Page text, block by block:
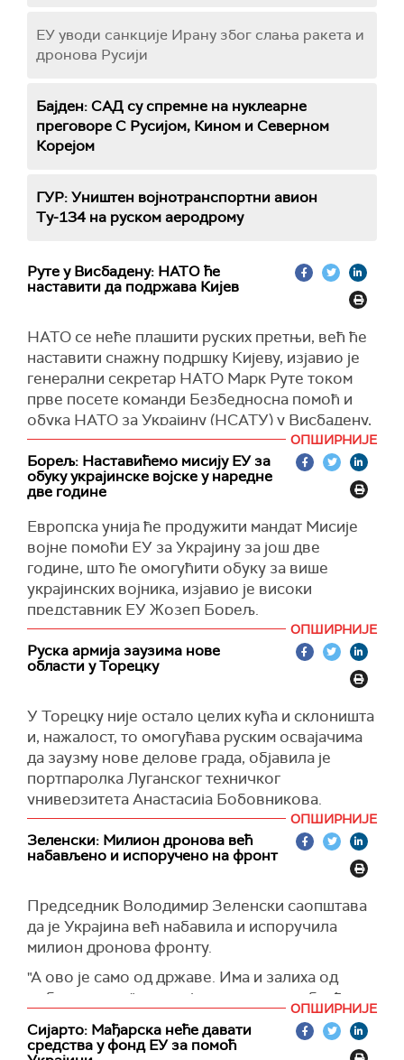
ЕУ уводи санкције Ирану због слања ракета и
дронова Русији
Бајден: САД су спремне на нуклеарне
преговоре С Русијом, Кином и Северном
Корејом
ГУР: Уништен војнотранспортни авион
Ту-134 на руском аеродрому
Руте у Висбадену: НАТО ће
наставити да подржава Кијев
НАТО се неће плашити руских претњи, већ ће
наставити снажну подршку Кијеву, изјавио је
генерални секретар НАТО Марк Руте током
прве посете команди Безбедносна помоћ и
обука НАТО за Украјину (НСАТУ) у Висбадену,
која би требало да преузме координацију
војне помоћи од САД.
"Порука (председнику Русије Владимиру
потребно да будемо сигурни да он не постигне
свој циљ, да ће Украјина победити", рекао је
Руте у заједничком интервјууРојтерсуи
немачком радију.
Руте је говорио у касарни Клеј, америчкој бази
у којој се налази седиште нове НСАТУ која ће
постепено преузети координацију западне
(Танјуг, Ројтерс)
ОПШИРНИЈЕ
Борељ: Наставићемо мисију ЕУ за
обуку украјинске војске у наредне
две године
Европска унија ће продужити мандат Мисије
војне помоћи ЕУ за Украјину за још две
године, што ће омогућити обуку за више
украјинских војника, изјавио је високи
представник ЕУ Жозеп Борељ.
"Пружање најбољих могућности за Оружане
снаге Украјине је веома важно. Оружане снаге
Украјине су под великим притиском, на линији
лета. Морамо да наставимо да пружамо више
способности Оружаним снагама Украјине и да
повећамо нашу мисију обуке", рекао је Борељ.
(Укринформ)
ОПШИРНИЈЕ
Руска армија заузима нове
области у Торецку
У Торецку није остало целих кућа и склоништа
и, нажалост, то омогућава руским освајачима
да заузму нове делове града, објавила је
портпаролка Луганског техничког
универзитета Анастасија Бобовникова.
"Ситуација се веома брзо мења. Нажалост,
непријатељ наставља да јуриша на наше
положаје, а у Торецку нису остале целе куће",
Наводи да град изгледа више као напуштена
планета.
"Нема склоништа ни за цивиле ни за војску, и
нажалост, то омогућава непријатељу да заузме
нова подручја, али већ спаљену земљу",
истиче Бобовникова.
ОПШИРНИЈЕ
Зеленски: Милион дронова већ
набављено и испоручено на фронт
Председник Володимир Зеленски саопштава
да је Украјина већ набавила и испоручила
милион дронова фронту.
"А ово је само од државе. Има и залиха од
добровољаца", рекао је у вечерњем обраћању.
Такође, украјински председник се дотакао је
рекао да су га украјинске обавештајне службе
ОПШИРНИЈЕ
Сијарто: Мађарска неће давати
средства у фонд ЕУ за помоћ